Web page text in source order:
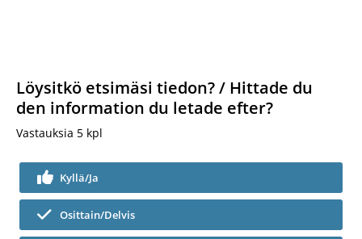
Löysitkö etsimäsi tiedon? / Hittade du
den information du letade efter?
Vastauksia 5 kpl
Kyllä/Ja
Osittain/Delvis